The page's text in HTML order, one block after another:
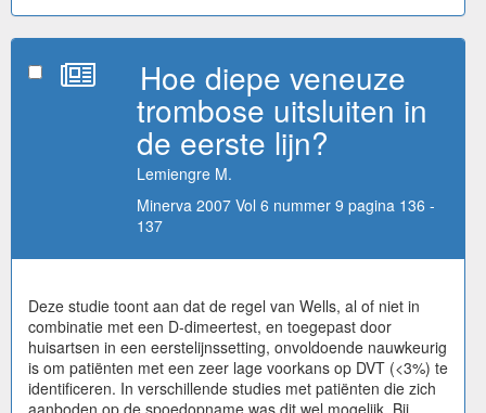
Hoe diepe veneuze
trombose uitsluiten in
de eerste lijn?
Lemiengre M.
Minerva 2007 Vol 6 nummer 9 pagina 136 -
137
Deze studie toont aan dat de regel van Wells, al of niet in
combinatie met een D-dimeertest, en toegepast door
huisartsen in een eerstelijnssetting, onvoldoende nauwkeurig
is om patiënten met een zeer lage voorkans op DVT (<3%) te
identificeren. In verschillende studies met patiënten die zich